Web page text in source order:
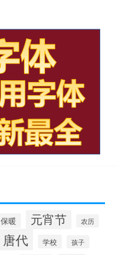
保暖 元宵节 农历
唐代 学校 孩子